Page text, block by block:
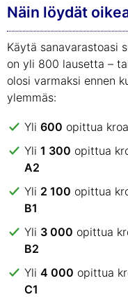
Näin löydät
Käytä sanavarastoasi
on yli 800 lausetta –
olosi varmaksi ennen
ylemmäs:
Yli 600 opittua
Yli 1 300 opittua
A2
Yli 2 100 opittua
B1
Yli 3 000 opittua
B2
Yli 4 000 opittua
C1